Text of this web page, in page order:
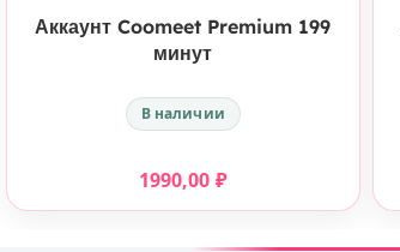
КУПИТЬ
Аккаунт Coomeet Premium 199
минут
В наличии
1990,00 ₽